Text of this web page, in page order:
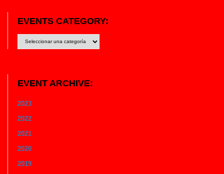
EVENTS CATEGORY:
Category:
EVENT ARCHIVE:
2023
2022
2021
2020
2019